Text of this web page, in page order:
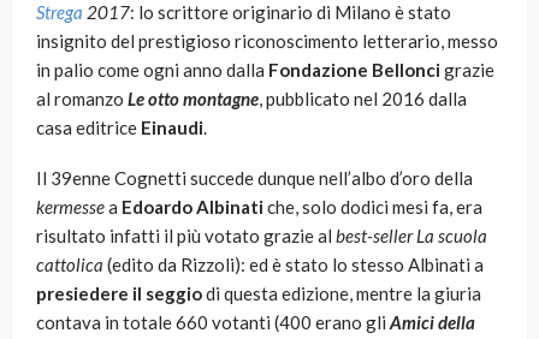
Strega 2017: lo scrittore originario di Milano è stato
insignito del prestigioso riconoscimento letterario, messo
in palio come ogni anno dalla Fondazione Belloncigrazie
al romanzo Le otto montagne, pubblicato nel 2016 dalla
casa editrice Einaudi.
Il 39enne Cognetti succede dunque nell’albo d’oro della
kermessea Edoardo Albinatiche, solo dodici mesi fa, era
risultato infatti il più votato grazie al best-seller La scuola
cattolica (edito da Rizzoli): ed è stato lo stesso Albinati a
presiedere il seggiodi questa edizione, mentre la giuria
contava in totale 660 votanti (400 erano gli Amici della